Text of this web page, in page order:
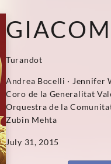
Turandot
Andrea Bocelli · Jennifer
Coro de la Generalitat
Orquestra de la
Zubin Mehta
July 31, 2015